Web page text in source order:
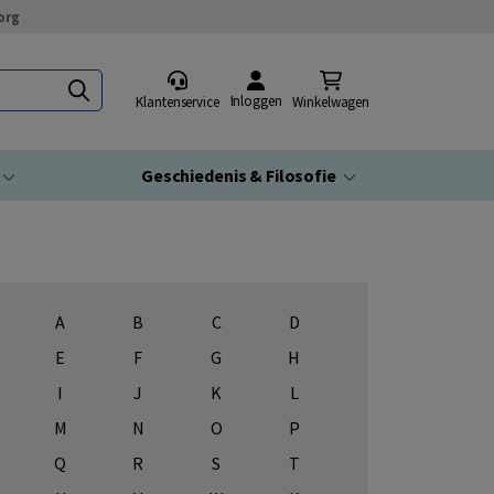
Klantenservice Inloggen Winkelwagen
Geschiedenis & Filosofie
A B C
D
E
F G
H
I
J K
L
M
N O
P
Q
R S
T